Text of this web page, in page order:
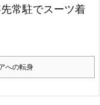
常駐でスーツ着
への転身